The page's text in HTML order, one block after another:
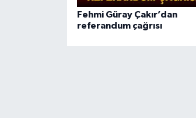
Fehmi Güray Çakır’dan
referandum çağrısı